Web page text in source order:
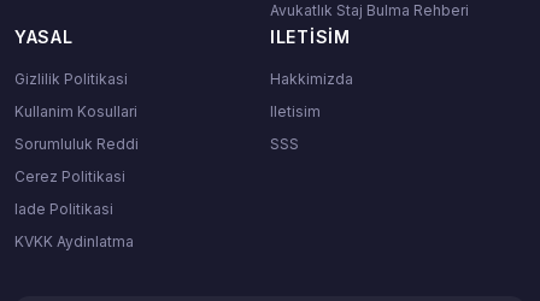
Avukatlık Staj Bulma Rehberi
YASAL
Gizlilik Politikasi
Kullanim Kosullari
Sorumluluk Reddi
Cerez Politikasi
Iade Politikasi
KVKK Aydinlatma
ILETISIM
Hakkimizda
Iletisim
SSS